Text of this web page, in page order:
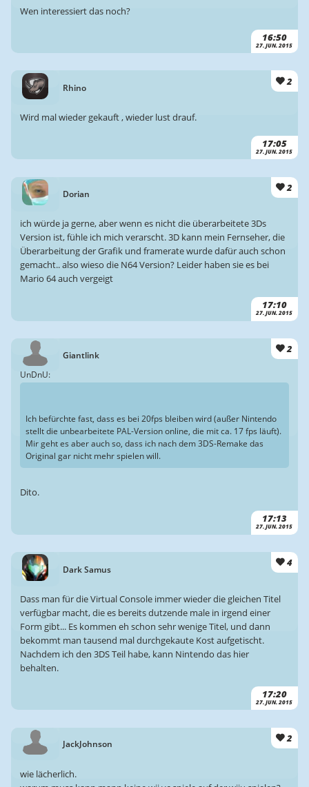
16:50
27. JUN. 2015
Wen interessiert das noch?
Rhino
2
17:05
27. JUN. 2015
Wird mal wieder gekauft , wieder lust drauf.
Dorian
2
17:10
27. JUN. 2015
ich würde ja gerne, aber wenn es nicht die überarbeitete 3Ds
Version ist, fühle ich mich verarscht. 3D kann mein Fernseher, die
Überarbeitung der Grafik und framerate wurde dafür auch schon
gemacht.. also wieso die N64 Version? Leider haben sie es bei
Mario 64 auch vergeigt
Giantlink 2
17:13
27. JUN. 2015
UnDnU:
Ich befürchte fast, dass es bei 20fps bleiben wird (außer Nintendo
stellt die unbearbeitete PAL-Version online, die mit ca. 17 fps läuft).
Mir geht es aber auch so, dass ich nach dem 3DS-Remake das
Original gar nicht mehr spielen will.
Dito.
Dark Samus
4
17:20
27. JUN. 2015
Dass man für die Virtual Console immer wieder die gleichen Titel
verfügbar macht, die es bereits dutzende male in irgend einer
Form gibt... Es kommen eh schon sehr wenige Titel, und dann
bekommt man tausend mal durchgekaute Kost aufgetischt.
Nachdem ich den 3DS Teil habe, kann Nintendo das hier
behalten.
JackJohnson 2
wie lächerlich.